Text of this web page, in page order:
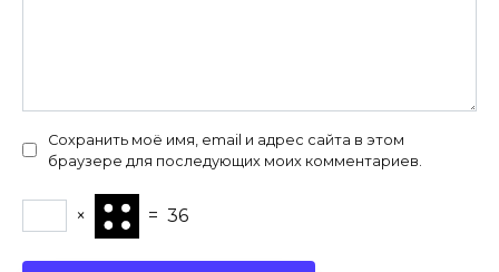
Сохранить моё имя, email и адрес сайта в этом
браузере для последующих моих комментариев.
× = 36